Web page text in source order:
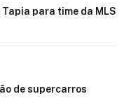
para time da MLS
de supercarros